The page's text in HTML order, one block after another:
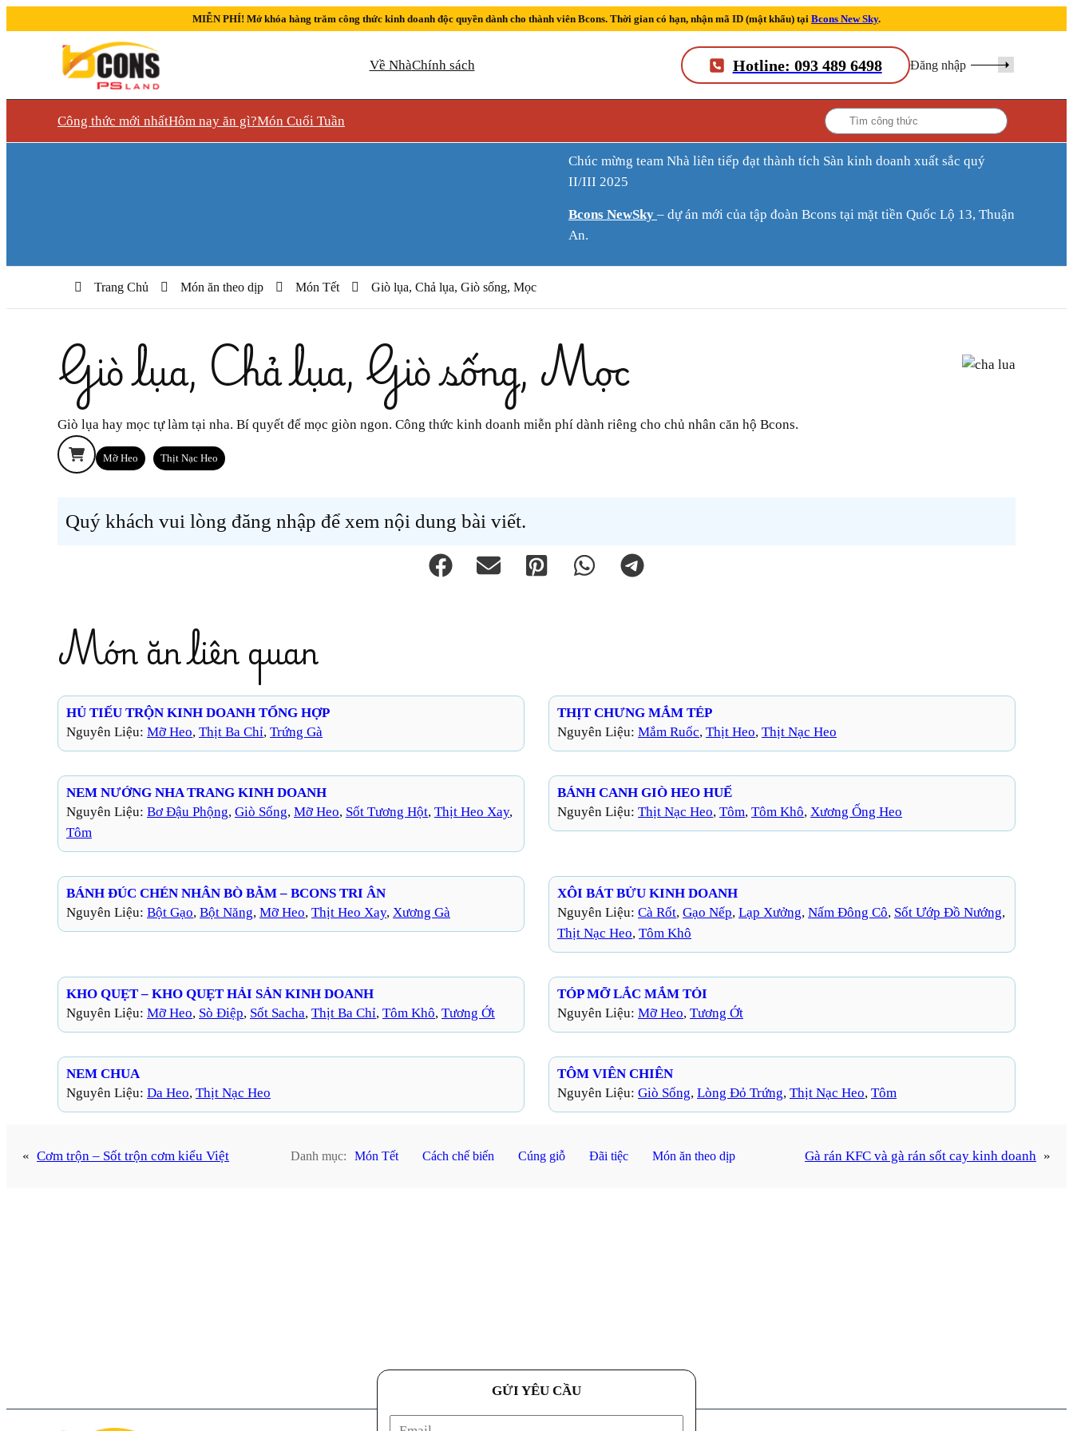
MIỄN PHÍ! Mở khóa hàng trăm công thức kinh doanh độc quyền dành cho thành viên Bcons. Thời gian có hạn, nhận mã ID (mật khẩu) tại Bcons New Sky.
Về NhàChính sách Hotline: 093 489 6498 Đăng nhập
Công thức mới nhấtHôm nay ăn gì?Món Cuối Tuần
Chúc mừng team Nhà liên tiếp đạt thành tích Sàn kinh doanh xuất sắc quý
II/III 2025
Bcons NewSky – dự án mới của tập đoàn Bcons tại mặt tiền Quốc Lộ 13, Thuận
An.
Trang Chủ Món ăn theo dịp Món Tết Giò lụa, Chả lụa, Giò sống, Mọc
Giò lụa, Chả lụa, Giò sống, Mọc
Giò lụa hay mọc tự làm tại nha. Bí quyết để mọc giòn ngon. Công thức kinh doanh miễn phí dành riêng cho chủ nhân căn hộ Bcons.
Mỡ Heo Thịt Nạc Heo
Quý khách vui lòng đăng nhập để xem nội dung bài viết.
Món ăn liên quan
HỦ TIẾU TRỘN KINH DOANH TỔNG HỢP
Nguyên Liệu: Mỡ Heo, Thịt Ba Chỉ, Trứng Gà
THỊT CHƯNG MẮM TÉP
Nguyên Liệu: Mắm Ruốc, Thịt Heo, Thịt Nạc Heo
NEM NƯỚNG NHA TRANG KINH DOANH
Nguyên Liệu: Bơ Đậu Phộng, Giò Sống, Mỡ Heo, Sốt Tương Hột, Thịt Heo Xay
Tôm
BÁNH CANH GIÒ HEO HUẾ
Nguyên Liệu: Thịt Nạc Heo, Tôm, Tôm Khô, Xương Ống Heo
BÁNH ĐÚC CHÉN NHÂN BÒ BẰM – BCONS TRI ÂN
Nguyên Liệu: Bột Gạo, Bột Năng, Mỡ Heo, Thịt Heo Xay, Xương Gà
XÔI BÁT BỬU KINH DOANH
Nguyên Liệu: Cà Rốt, Gạo Nếp, Lạp Xưởng, Nấm Đông Cô, Sốt Ướp Đồ Nướng
Thịt Nạc Heo, Tôm Khô
KHO QUẸT – KHO QUẸT HẢI SẢN KINH DOANH
Nguyên Liệu: Mỡ Heo, Sò Điệp, Sốt Sacha, Thịt Ba Chỉ, Tôm Khô, Tương Ớt
TÓP MỠ LẮC MẮM TỎI
Nguyên Liệu: Mỡ Heo, Tương Ớt
NEM CHUA
Nguyên Liệu: Da Heo, Thịt Nạc Heo
TÔM VIÊN CHIÊN
Nguyên Liệu: Giò Sống, Lòng Đỏ Trứng, Thịt Nạc Heo, Tôm
« Cơm trộn – Sốt trộn cơm kiểu Việt Danh mục: Món Tết Cách chế biến Cúng giỗ Đãi tiệc Món ăn theo dịp Gà rán KFC và gà rán sốt cay kinh doanh »
GỬI YÊU CẦU